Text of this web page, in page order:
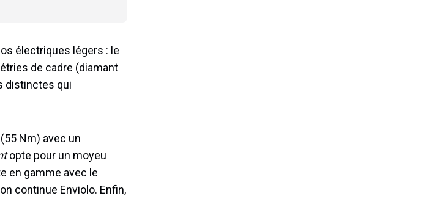
électriques légers : le
de cadre (diamant
distinctes qui
(55 Nm) avec un
opte pour un moyeu
en gamme avec le
continue Enviolo. Enfin,